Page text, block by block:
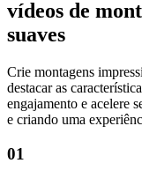
vídeos de
suaves
Crie montagens
destacar as
engajamento e acelere
e criando uma
01